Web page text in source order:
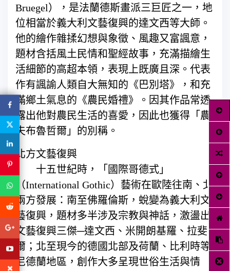
Bruegel），是法蘭德斯畫派三巨匠之一，地
位相當於義大利文藝復興的達文西等大師。
他的繪作雜揉幻想與象徵、風趣又富諷意，
題材含括風土民情和聖經故事，充滿描繪生
活細節的高超本領，表現上既廣且深。代表
作有諷諭人類自大無知的《巴別塔》，和充
滿鄉土氣息的《農民婚禮》。因其作品常透
露出他對農民生活的喜愛，因此也獲得「農
夫布魯哲爾」的別稱。
北方文藝復興
十五世紀時，「國際哥德式」
（International Gothic）藝術在歐陸往南、北
兩方發展：南至佛羅倫斯，蛻變為義大利文
藝復興，題材多半涉及宗教與神話，激盪出
文藝復興三傑─達文西、米開朗基羅、拉斐
爾；北至現今的德國北部及荷蘭、比利時等
尼德蘭地區，創作大多呈現世俗生活與情